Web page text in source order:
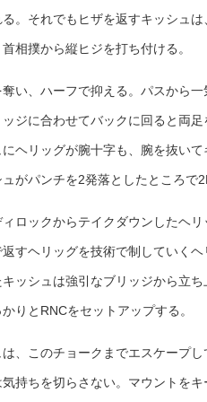
。それでもヒザを返すキッシュは
相撲から縦ヒジを打ち付ける。
い、ハーフで抑える。パスから一
ジに合わせてバックに回ると両
ヘリッグが腕十字も、腕を抜いて
がパンチを2発落としたところで
ロックからテイクダウンしたヘ
すヘリッグを技術で制していく
ッシュは強引なブリッジから立
りとRNCをセットアップする。
、このチョークまでエスケープ
持ちを切らさない。マウントを